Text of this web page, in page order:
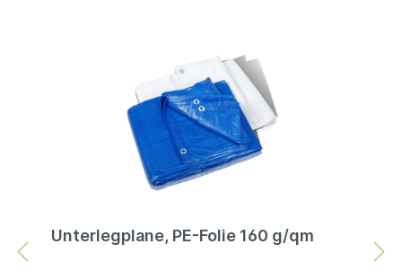
Unterlegplane, PE-Folie 160 g/qm